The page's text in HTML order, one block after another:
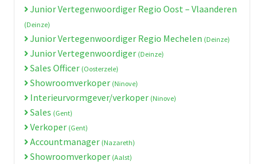
Junior Vertegenwoordiger Regio Oost – Vlaanderen
(Deinze)
Junior Vertegenwoordiger Regio Mechelen (Deinze)
Junior Vertegenwoordiger (Deinze)
Sales Officer (Oosterzele)
Showroomverkoper (Ninove)
Interieurvormgever/verkoper (Ninove)
Sales (Gent)
Verkoper (Gent)
Accountmanager (Nazareth)
Showroomverkoper (Aalst)